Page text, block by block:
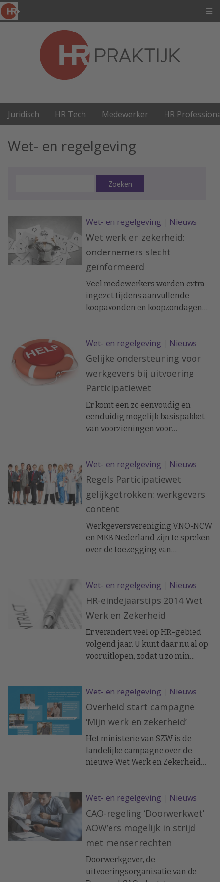
Juridisch HR Tech Medewerker HR
Wet- en regelgeving
Zoeken
Wet- en regelgeving | Nieuws
Wet werk en zekerheid:
ondernemers slecht
geïnformeerd
Veel medewerkers worden extra
ingezet tijdens aanvullende
koopavonden en koopzondagen
onvoldoende kennis van het
aantal uren dat medewerkers
daadwerkelijk extra ingezet
mogen worden en op hoeveel
pauze ze recht hebben.
Ondernemers lopen daarom
onnodig veel risico op boetes en
tegelijkertijd zetten zij vaak meer
Wet- en regelgeving | Nieuws
Gelijke ondersteuning voor
werkgevers bij uitvoering
Participatiewet
Er komt een zo eenvoudig en
eenduidig mogelijk basispakket
van voorzieningen voor
met een arbeidsbeperking. Het
gaat om de no-risk polis, de
mobiliteitsbonus en jobcoaches.
Wet- en regelgeving | Nieuws
Regels Participatiewet
gelijkgetrokken: werkgevers
content
Werkgeversvereniging VNO-NCW
en MKB Nederland zijn te spreken
over de toezegging van
aannemen van mensen met een
beperking onder de nieuwe
Participatiewet voor iedereen
gelijk worden zo meldt
Binnenlandsbestuur.nl
Wet- en regelgeving | Nieuws
HR-eindejaarstips 2014 Wet
Werk en Zekerheid
Er verandert veel op HR-gebied
volgend jaar. U kunt daar nu al op
vooruitlopen, zodat u zo min
Wet- en regelgeving | Nieuws
Overheid start campagne
‘Mijn werk en zekerheid’
Het ministerie van SZW is de
landelijke campagne over de
nieuwe Wet Werk en Zekerheid
contract te informeren over hun
nieuwe rechten. De campagne
richt zich vooral op jongeren via
radiospots op 3FM, Sky radio en
online advertenties.
Wet- en regelgeving | Nieuws
CAO-regeling ‘Doorwerkwet’
AOW’ers mogelijk in strijd
met mensenrechten
Doorwerkgever, de
uitvoeringsorganisatie van de